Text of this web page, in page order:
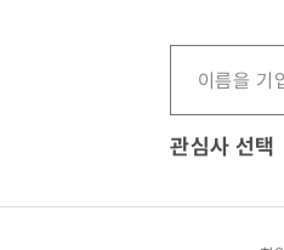
관심사 선택